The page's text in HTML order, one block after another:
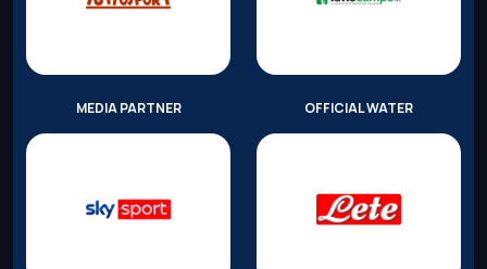
MEDIA PARTNER OFFICIAL WATER